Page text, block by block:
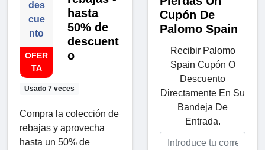
des
cue
nto
OFER
TA
Usado 7 veces
hasta
50% de
descuent
o
Compra la colección de
rebajas y aprovecha
hasta un 50% de
Cupón De
Palomo Spain
Recibir Palomo
Spain Cupón O
Descuento
Directamente En Su
Bandeja De
Entrada.